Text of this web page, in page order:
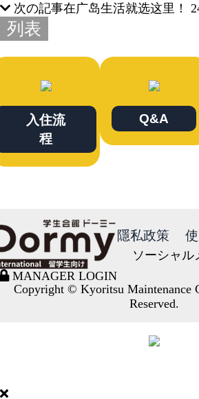
次の記事在广岛生活就选这里！
列表
入住流
程
Q&A
MANAGER LOGIN
隱私政策
ソーシャル
Copyright © Kyoritsu Maintenance
Reserved.